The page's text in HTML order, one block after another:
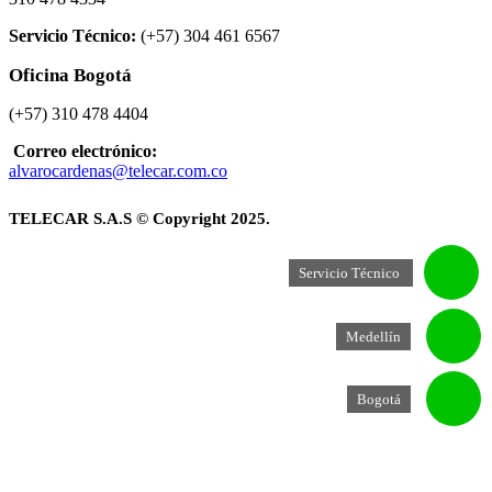
Servicio Técnico
Bogotá
Medellín
Servicio Técnico: (+57) 304 461 6567
Oficina Bogotá
(+57) 310 478 4404
Correo electrónico:
alvarocardenas@telecar.com.co
TELECAR S.A.S © Copyright 2025.